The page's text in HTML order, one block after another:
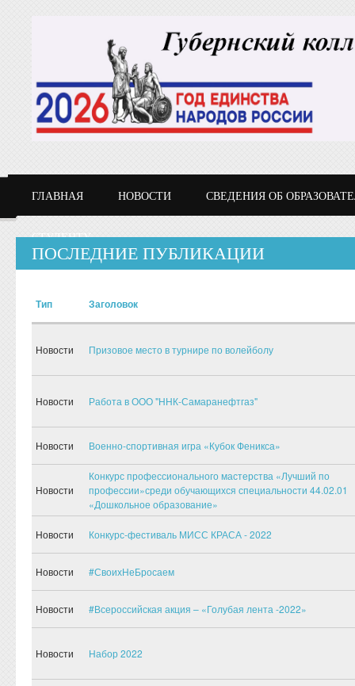
ГЛАВНАЯ НОВОСТИ СВЕДЕНИЯ ОБ
СТУДЕНТУ
ПОСЛЕДНИЕ ПУБЛИКАЦИИ
Тип Заголовок
Новости Призовое место в турнире по волейболу
Новости Работа в ООО "ННК-Самаранефтгаз"
Новости Военно-спортивная игра «Кубок Феникса»
Новости
Конкурс профессионального мастерства «Лучший по
профессии»среди обучающихся специальности 44.02.01
«Дошкольное образование»
Новости Конкурс-фестиваль МИСС КРАСА - 2022
Новости #СвоихНеБросаем
Новости #Всероссийская акция – «Голубая лента -2022»
Новости Набор 2022